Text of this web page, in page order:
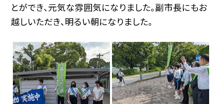
とができ、元気な雰囲気になりました。副市長にもお
越しいただき、明るい朝になりました。